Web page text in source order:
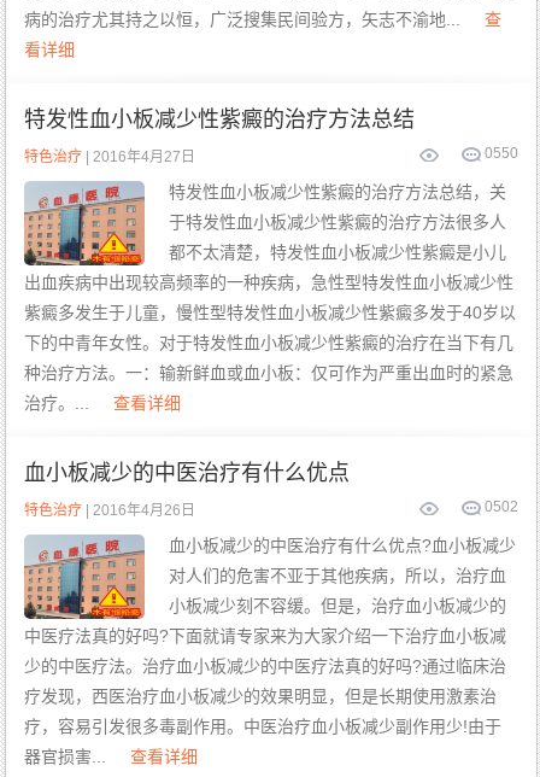
病的治疗尤其持之以恒，广泛搜集民间验方，矢志不渝地...
查
看详细
特发性血小板减少性紫癜的治疗方法总结
550
0
特色治疗 | 2016年4月27日
特发性血小板减少性紫癜的治疗方法总结，关
于特发性血小板减少性紫癜的治疗方法很多人
都不太清楚，特发性血小板减少性紫癜是小儿
出血疾病中出现较高频率的一种疾病，急性型特发性血小板减少性
紫癜多发生于儿童，慢性型特发性血小板减少性紫癜多发于40岁以
下的中青年女性。对于特发性血小板减少性紫癜的治疗在当下有几
种治疗方法。一：输新鲜血或血小板：仅可作为严重出血时的紧急
治疗。...
查看详细
血小板减少的中医治疗有什么优点
502
0
特色治疗 | 2016年4月26日
血小板减少的中医治疗有什么优点?血小板减少
对人们的危害不亚于其他疾病，所以，治疗血
小板减少刻不容缓。但是，治疗血小板减少的
中医疗法真的好吗?下面就请专家来为大家介绍一下治疗血小板减
少的中医疗法。治疗血小板减少的中医疗法真的好吗?通过临床治
疗发现，西医治疗血小板减少的效果明显，但是长期使用激素治
疗，容易引发很多毒副作用。中医治疗血小板减少副作用少!由于
器官损害...
查看详细